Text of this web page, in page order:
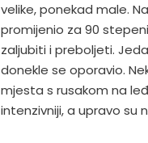
velike, ponekad male.
promijenio za 90
zaljubiti i preboljeti.
donekle se oporavio.
mjesta s rusakom na
intenzivniji, a upravo su